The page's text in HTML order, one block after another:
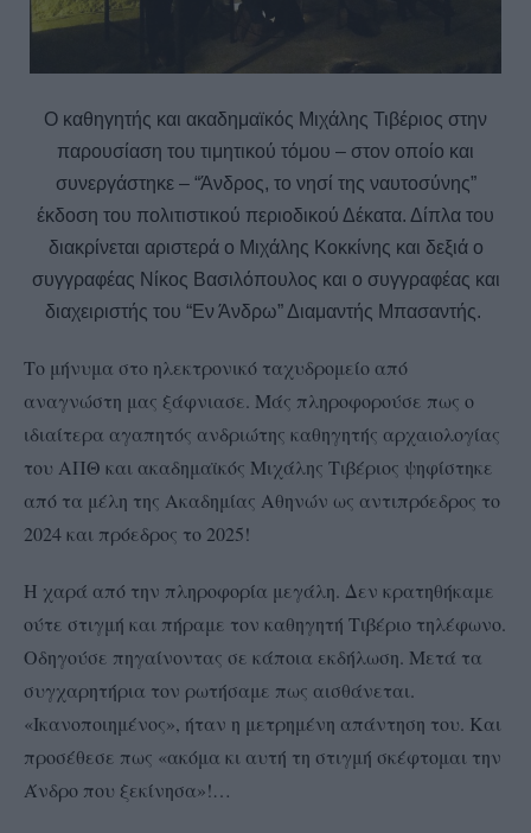
Ο καθηγητής και ακαδημαϊκός Μιχάλης Τιβέριος στην
παρουσίαση του τιμητικού τόμου – στον οποίο και
συνεργάστηκε – “Άνδρος, το νησί της ναυτοσύνης”
έκδοση του πολιτιστικού περιοδικού Δέκατα. Δίπλα του
διακρίνεται αριστερά ο Μιχάλης Κοκκίνης και δεξιά ο
συγγραφέας Νίκος Βασιλόπουλος και ο συγγραφέας και
διαχειριστής του “Εν Άνδρω” Διαμαντής Μπασαντής.
Το μήνυμα στο ηλεκτρονικό ταχυδρομείο από
αναγνώστη μας ξάφνιασε. Μάς πληροφορούσε πως ο
ιδιαίτερα αγαπητός ανδριώτης καθηγητής αρχαιολογίας
του ΑΠΘ και ακαδημαϊκός Μιχάλης Τιβέριος ψηφίστηκε
από τα μέλη της Ακαδημίας Αθηνών ως αντιπρόεδρος το
2024 και πρόεδρος το 2025!
Η χαρά από την πληροφορία μεγάλη. Δεν κρατηθήκαμε
ούτε στιγμή και πήραμε τον καθηγητή Τιβέριο τηλέφωνο.
Οδηγούσε πηγαίνοντας σε κάποια εκδήλωση. Μετά τα
συγχαρητήρια τον ρωτήσαμε πως αισθάνεται.
«Ικανοποιημένος», ήταν η μετρημένη απάντηση του. Και
προσέθεσε πως «ακόμα κι αυτή τη στιγμή σκέφτομαι την
Άνδρο που ξεκίνησα»!…